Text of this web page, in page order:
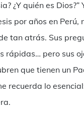
¿Y quién es
por años en Perú,
tan atrás. Sus
rápidas… pero sus
que tienen un
recuerda lo